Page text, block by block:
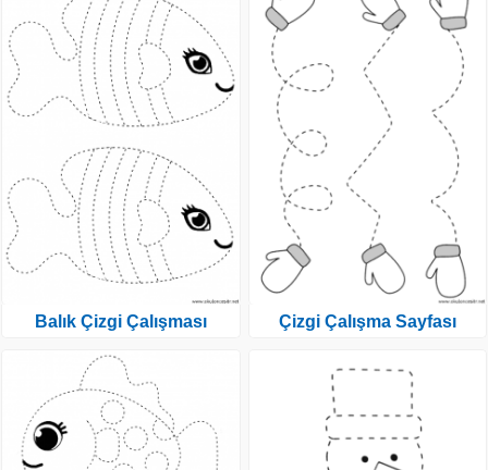
Balık Çizgi Çalışması Çizgi Çalışma Sayfası